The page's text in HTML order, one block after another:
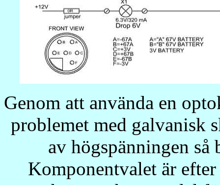
Genom att använda en
problemet med
av högspänningen
Komponentvalet är